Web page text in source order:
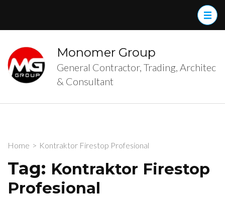
(Press
Enter)
Monomer Group
General Contractor, Trading, Architec
& Consultant
Home > Kontraktor Firestop Profesional
Tag: Kontraktor Firestop
Profesional